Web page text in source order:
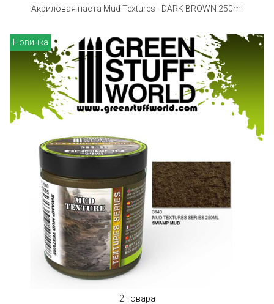
Акриловая паста Mud Textures - DARK BROWN 250ml
Новинка
2 товара